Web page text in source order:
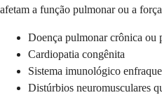
afetam a função pulmonar ou a
Doença pulmonar crônica ou
Cardiopatia congênita
Sistema imunológico
Distúrbios neuromusculares